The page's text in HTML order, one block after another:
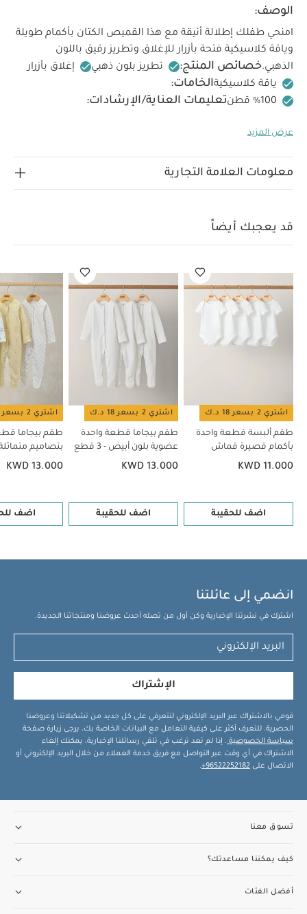
الوصف:
امنحي طفلك إطلالة أنيقة مع هذا القميص الكتان بأكمام طويلة
وياقة كلاسيكية فتحة بأزرار للإغلاق وتطريز رقيق باللون
الذهبي.خصائص المنتج: تطريز بلون ذهبي
إغلاق بأزرار
ياقة كلاسيكيةالخامات:
تعليمات العناية/الإرشادات:
المبيضات
الداكنة على حدة
كيّ على الجانب الداخلي
قطعة واحدة بتصاميم متماثلة، 3 قطع
وتطريز
فستان بنفسجي بكشكش
عرض المزيد
معلومات العلامة التجارية
قد يعجبك أيضاً
اشتري 2 بسعر 18 د.ك
طقم ألبسة قطعة واحدة
بأكمام قصيرة قماش
عضوي بلون أبيض - 5 قطع
KWD 11.000
اضف للحقيبة
اشتري 2 بسعر 18 د.ك
طقم بيجاما قطعة واحدة
عضوية بلون أبيض - 3 قطع
KWD 13.000
اضف للحقيبة
اشتري 2 بسعر 18 د.ك
طقم بيجاما
بتصاميم متماثلة، 3
KWD 13.000
اضف
انضمي إلى عائلتنا
اشترك في نشرتنا الإخبارية وكن أول من تصله أحدث عروضنا ومنتجاتنا الجديدة.
الإشتراك
قومي بالاشتراك عبر البريد الإلكتروني لتتعرفي على كل جديد من تشكيلاتنا وعروضنا
الحصرية. للتعرف أكثر على كيفية التعامل مع البيانات الخاصة بك، يرجى زيارة صفحة
سياسة الخصوصية . إذا لم تعد ترغب في تلقي رسائلنا الإخبارية، يمكنك إلغاء
الاشتراك في أي وقت عبر التواصل مع فريق خدمة العملاء من خلال البريد الإلكتروني أو
الاتصال على 96522252182+
.
تسوق معنا
كيف يمكننا مساعدتك؟
أفضل الفئات